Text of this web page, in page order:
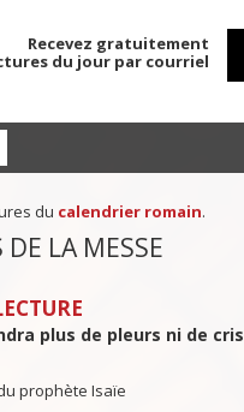
Recevez gratuitement
du jour par courriel
du calendrier romain.
DE LA MESSE
plus de pleurs ni de
prophète Isaïe